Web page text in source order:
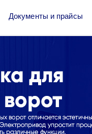
Документы и прайсы